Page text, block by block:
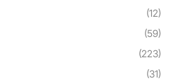
(12)
(59)
(223)
(31)